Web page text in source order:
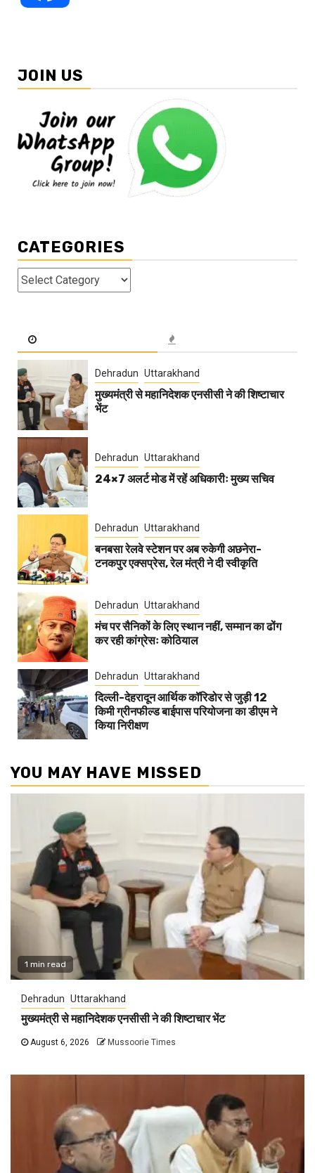
JOIN US
CATEGORIES
Categories
Dehradun Uttarakhand
मुख्यमंत्री से महानिदेशक एनसीसी ने की शिष्टाचार
भेंट
Dehradun Uttarakhand
24×7 अलर्ट मोड में रहें अधिकारीः मुख्य सचिव
Dehradun Uttarakhand
बनबसा रेलवे स्टेशन पर अब रुकेगी अछनेरा-
टनकपुर एक्सप्रेस, रेल मंत्री ने दी स्वीकृति
Dehradun Uttarakhand
मंच पर सैनिकों के लिए स्थान नहीं, सम्मान का ढोंग
कर रही कांग्रेसः कोठियाल
Dehradun Uttarakhand
दिल्ली-देहरादून आर्थिक कॉरिडोर से जुड़ी 12
किमी ग्रीनफील्ड बाईपास परियोजना का डीएम ने
किया निरीक्षण
YOU MAY HAVE MISSED
1 min read
Dehradun Uttarakhand
मुख्यमंत्री से महानिदेशक एनसीसी ने की शिष्टाचार भेंट
August 6, 2026 Mussoorie Times